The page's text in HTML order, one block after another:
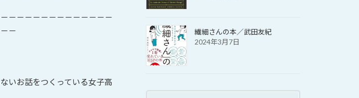
－－－－－－－－－－－－－
－
いお話をつくっている女子高
繊細さんの本／武田友紀
2024年3月7日